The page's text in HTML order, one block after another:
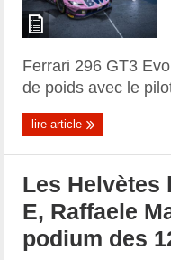
Ferrari 296 GT3
de poids avec le
lire article
Les Helvètes
E, Raffaele
podium des